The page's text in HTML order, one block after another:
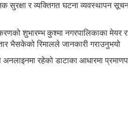
र व्यक्तिगत घटना व्यवस्थापन
शुभारम्भ कुश्मा नगरपालिकाका मेयर
भैसकेको रिमालले जानकारी गराउनुभयो
रहेको डाटाका आधारमा